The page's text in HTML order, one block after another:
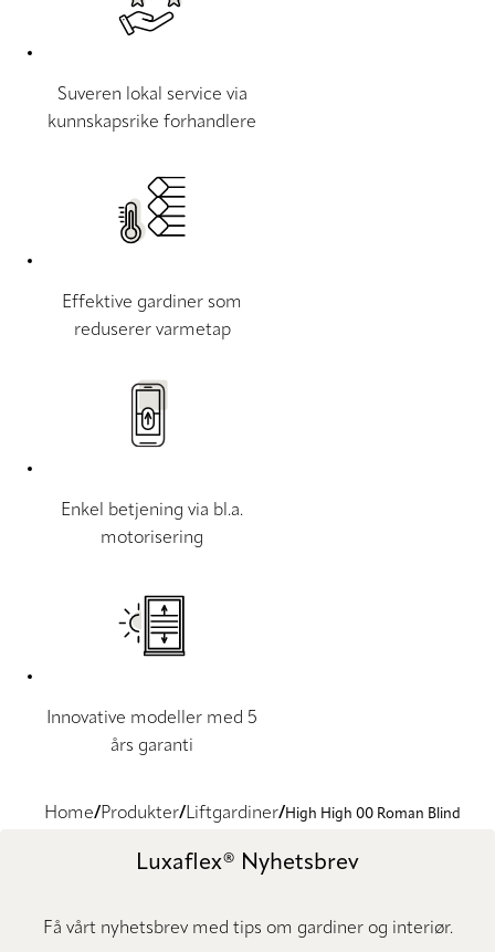
Suveren lokal service via
kunnskapsrike forhandlere
Effektive gardiner som
reduserer varmetap
Enkel betjening via bl.a.
motorisering
Innovative modeller med 5
års garanti
Home Produkter Liftgardiner High High 00 Roman Blind
Luxaflex® Nyhetsbrev
Få vårt nyhetsbrev med tips om gardiner og interiør.